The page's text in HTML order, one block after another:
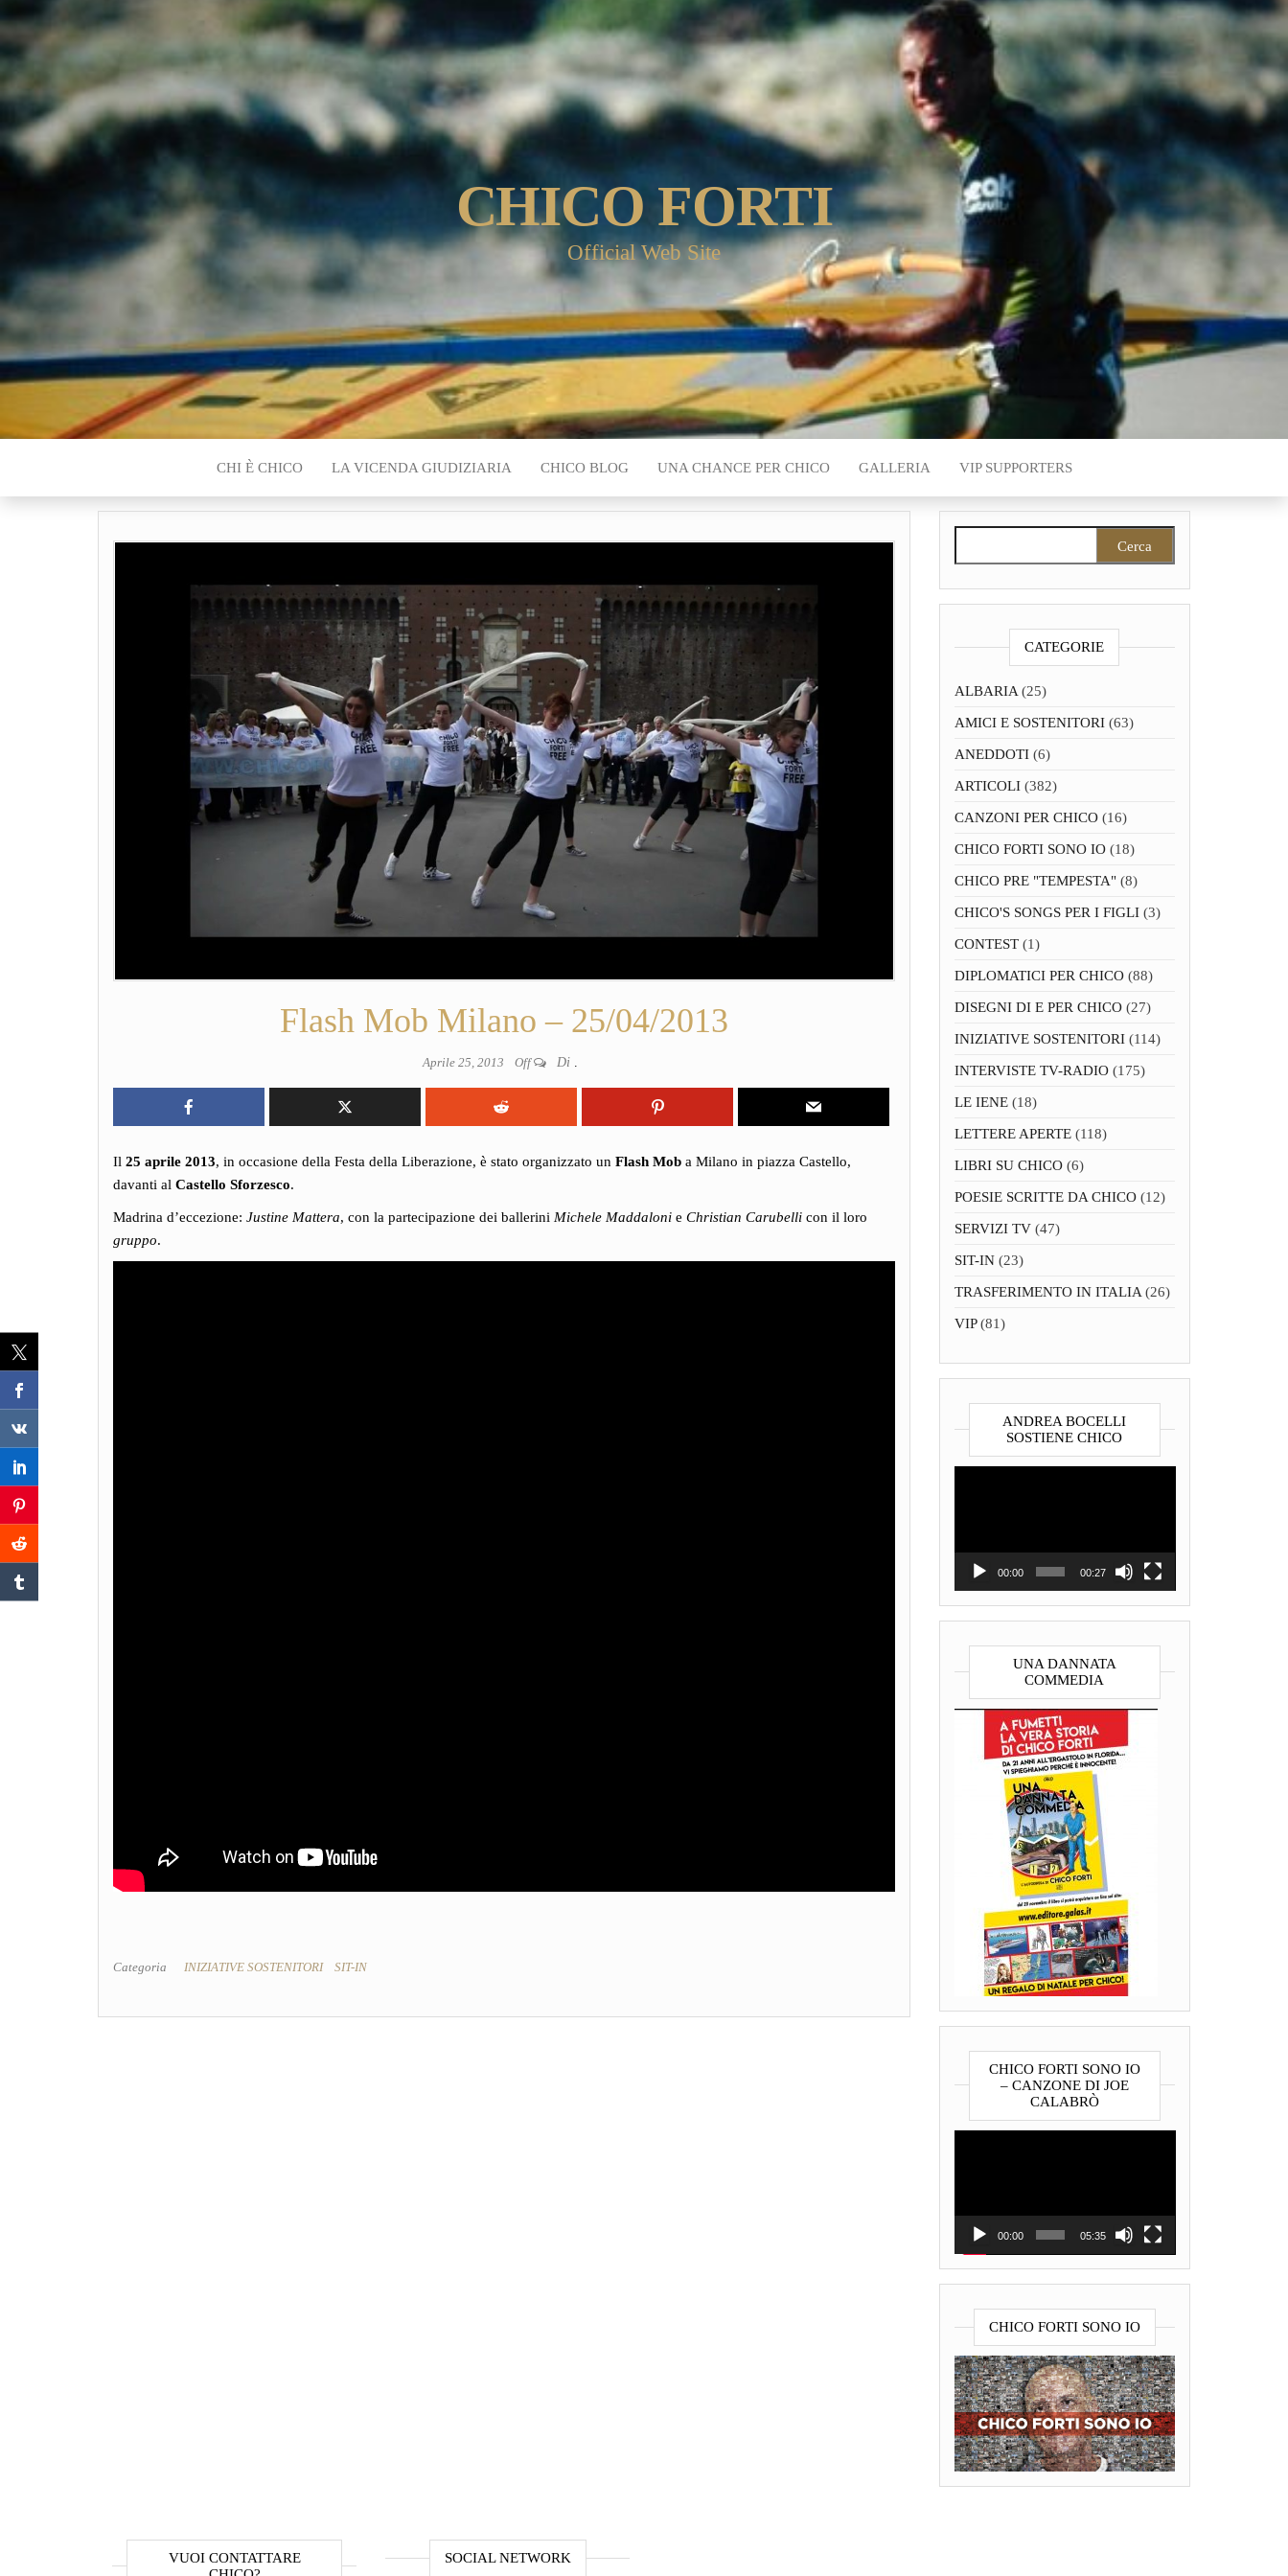
CHICO FORTI
Official Web Site
CHI È CHICO LA VICENDA GIUDIZIARIA CHICO BLOG UNA CHANCE PER CHICO GALLERIA VIP SUPPORTERS
Flash Mob Milano – 25/04/2013
Aprile 25, 2013 Off Di .
Il 25 aprile 2013, in occasione della Festa della Liberazione, è stato organizzato un Flash Mob a Milano in piazza Castello,
davanti al Castello Sforzesco.
Madrina d’eccezione: Justine Mattera, con la partecipazione dei ballerini Michele Maddaloni e Christian Carubelli con il loro
gruppo.
Categoria INIZIATIVE SOSTENITORI SIT-IN
CATEGORIE
ALBARIA(25)
AMICI E SOSTENITORI(63)
ANEDDOTI(6)
ARTICOLI(382)
CANZONI PER CHICO(16)
CHICO FORTI SONO IO(18)
CHICO PRE "TEMPESTA"(8)
CHICO'S SONGS PER I FIGLI(3)
CONTEST(1)
DIPLOMATICI PER CHICO(88)
DISEGNI DI E PER CHICO(27)
INIZIATIVE SOSTENITORI(114)
INTERVISTE TV-RADIO(175)
LE IENE(18)
LETTERE APERTE(118)
LIBRI SU CHICO(6)
POESIE SCRITTE DA CHICO(12)
SERVIZI TV(47)
SIT-IN(23)
TRASFERIMENTO IN ITALIA(26)
VIP(81)
ANDREA BOCELLI
SOSTIENE CHICO
00:00 00:27
UNA DANNATA
COMMEDIA
CHICO FORTI SONO IO
– CANZONE DI JOE
CALABRÒ
00:00 05:35
CHICO FORTI SONO IO
VUOI CONTATTARE
SOCIAL NETWORK